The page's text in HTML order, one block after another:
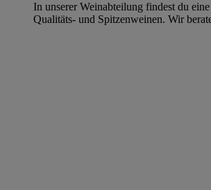
In unserer Weinabteilung findest du
Qualitäts- und Spitzenweinen. Wir